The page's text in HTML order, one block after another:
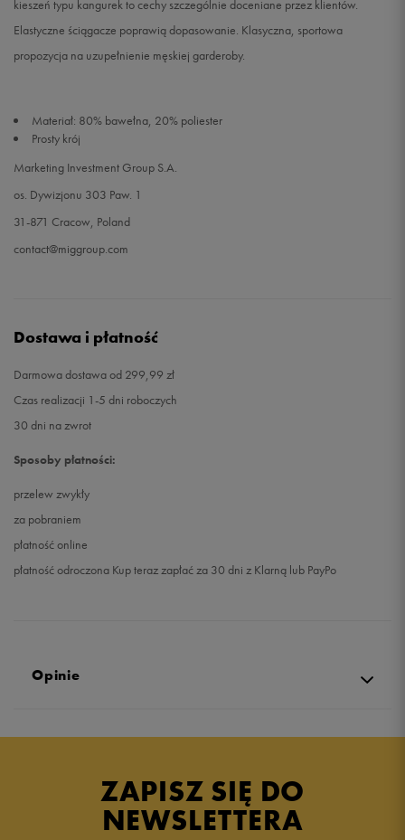
kieszeń typu kangurek to cechy szczególnie doceniane przez klientów.
Elastyczne ściągacze poprawią dopasowanie. Klasyczna, sportowa
propozycja na uzupełnienie męskiej garderoby.
Materiał: 80% bawełna, 20% poliester
Prosty krój
Marketing Investment Group S.A.
os. Dywizjonu 303 Paw. 1
31-871 Cracow, Poland
contact@miggroup.com
Dostawa i płatność
Darmowa dostawa od 299,99 zł
Czas realizacji 1-5 dni roboczych
30 dni na zwrot
Sposoby płatności:
przelew zwykły
za pobraniem
płatność online
płatność odroczona Kup teraz zapłać za 30 dni z Klarną lub PayPo
Opinie
ZAPISZ SIĘ DO
NEWSLETTERA